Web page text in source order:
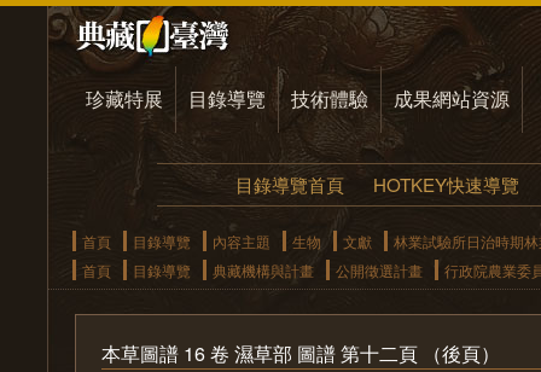
珍藏特展 目錄導覽 技術體驗 成果網站資源
目錄導覽首頁 HOTKEY快速導覽
首頁 目錄導覽 內容主題 生物 文獻
林業試驗所日治時期
首頁
目錄導覽 典藏機構與計畫 公開徵選計畫 行政院農業委
本草圖譜 16 卷 濕草部 圖譜 第十二頁 （後頁）